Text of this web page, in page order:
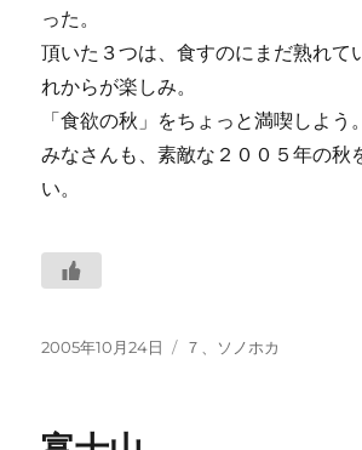
った。
頂いた３つは、食すのにまだ熟れて
れからが楽しみ。
「食欲の秋」をちょっと満喫しよう。
みなさんも、素敵な２００５年の秋
い。
投
2005年10月24日
カ
７、ソノホカ